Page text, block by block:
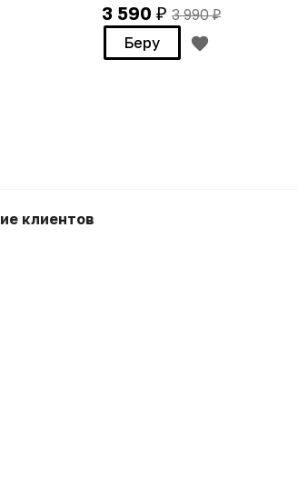
3 590₽ 3 990₽
Беру
клиентов